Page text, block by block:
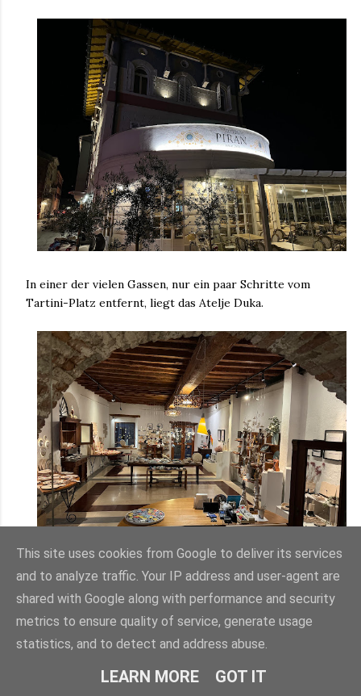
In einer der vielen Gassen, nur ein paar Schritte vom
Tartini-Platz entfernt, liegt das Atelje Duka.
In der kleinen Töpferwerkstatt mit vorgebauter Galerie
werden einzigartige Glasuren und spezielle
Werkstatt gegründet, ihre Tochter Jerneja Šorel führt
das Handwerk fort.
This site uses cookies from Google to deliver its services
and to analyze traffic. Your IP address and user-agent are
shared with Google along with performance and security
metrics to ensure quality of service, generate usage
statistics, and to detect and address abuse.
LEARN MORE GOT IT